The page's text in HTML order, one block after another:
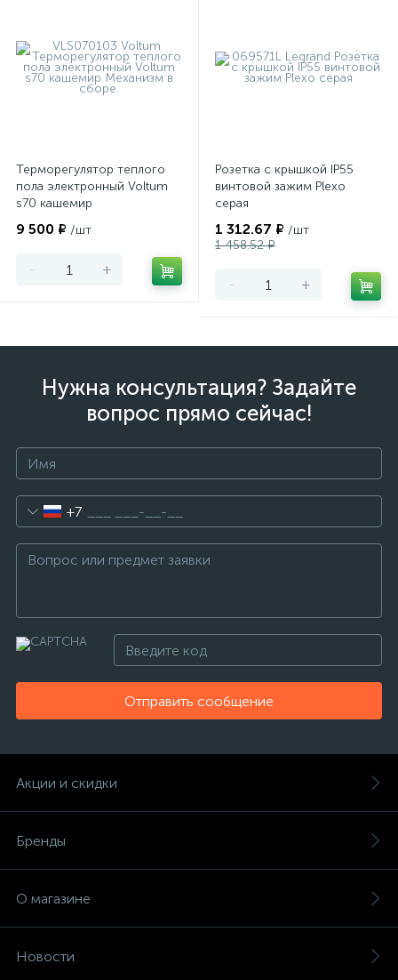
Терморегулятор теплого
пола электронный Voltum
s70 кашемир
9 500 ₽ /шт
- +
Розетка с крышкой IP55
винтовой зажим Plexo
серая
1 312.67 ₽ /шт
1 458.52 ₽
- +
Нужна консультация? Задайте
вопрос прямо сейчас!
+7
Отправить сообщение
Акции и скидки
Бренды
О магазине
Новости